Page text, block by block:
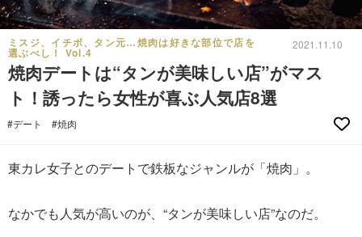
ミスジ、イチボ、タン元…焼肉は好きな部位で店を
選ぶべし！ Vol.4
2021.11.10
焼肉デートは“タンが美味しい店”がマス
ト！誘ったら女性が喜ぶ人気店8選
#デート #焼肉
東カレ女子とのデートで鉄板なジャンルが「焼肉」。
なかでも人気が高いのが、“タンが美味しい店”なのだ。